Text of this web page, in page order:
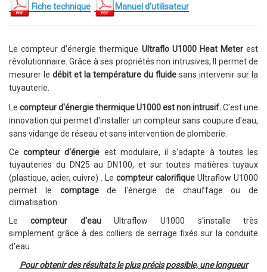
Fiche technique Manuel d'utilisateur
Le compteur d'énergie thermique Ultraflo U1000 Heat Meterest
révolutionnaire. Grâce à ses propriétés non intrusives, Il
permet de
mesurer le débit et la température du fluide sans intervenir sur la
tuyauterie.
Le compteur d'énergie thermique U1000 est non intrusif.C'est une
innovation qui permet d'installer un compteur sans coupure d'eau,
sans vidange de réseau et sans intervention de plomberie.
Cecompteur d'énergie est modulaire, il s'adapte à toutes les
tuyauteries du
DN25 au DN100, et sur toutes matières tuyaux
(plastique, acier, cuivre) . Le compteur calorifique Ultraflow U1000
permet le comptagede l'énergie de chauffage ou de
climatisation.
Lecompteur d'eauUltraflow U1000 s'installe très
simplement grâce à des colliers de serrage fixés sur la conduite
d'eau.
Pour obtenir des résultats le plus précis possible, une longueur